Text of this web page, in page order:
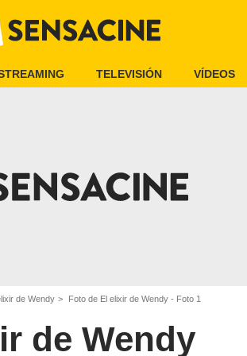
TELEVISIÓN VÍDEOS
de Wendy Foto de El elixir de Wendy - Foto 1
de Wendy